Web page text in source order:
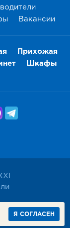
Вакансии
Прихожая
Шкафы
Я СОГЛАСЕН